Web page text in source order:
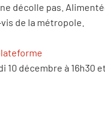
décolle pas.
de la métropole.
décembre à 16h30